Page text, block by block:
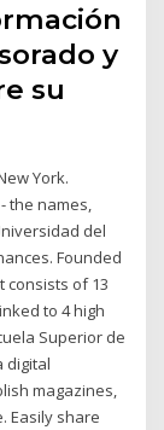
y
su
York.
the names,
del
Founded
consists of 13
to 4 high
Superior de
digital
magazines,
Easily share